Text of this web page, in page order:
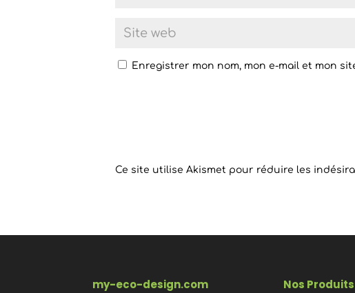
Enregistrer mon nom, mon e-mail et mon
Ce site utilise Akismet pour réduire les
my-eco-design.com Nos Produits